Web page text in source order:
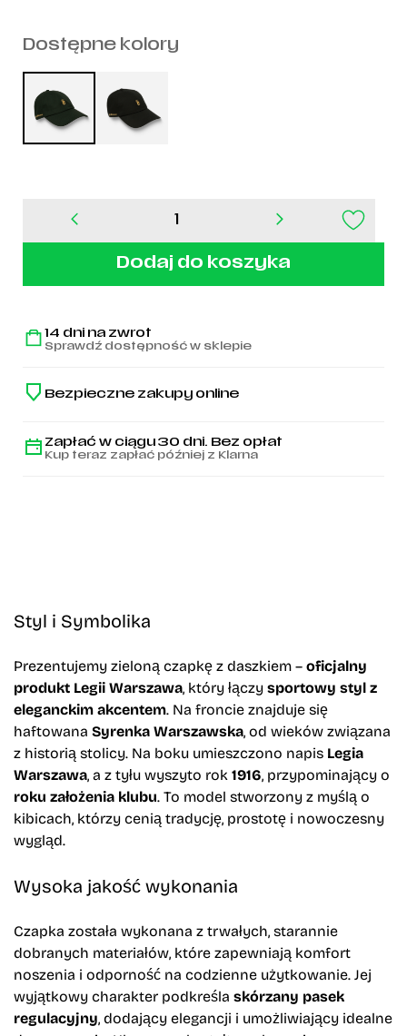
Dostępne kolory
Zielona
Warszawa
1916
Dodaj do koszyka
14 dni na zwrot
Sprawdź dostępność w sklepie
Bezpieczne zakupy online
Zapłać w ciągu 30 dni. Bez opłat
Kup teraz zapłać później z Klarna
Styl i Symbolika
Prezentujemy zieloną czapkę z daszkiem –oficjalny
produkt Legii Warszawa, który łączysportowy styl z
eleganckim akcentem. Na froncie znajduje się
haftowana Syrenka Warszawska, od wieków związana
z historią stolicy. Na boku umieszczono napis Legia
Warszawa, a z tyłu wyszyto rok1916, przypominający o
roku założenia klubu. To model stworzony z myślą o
kibicach, którzy cenią tradycję, prostotę i nowoczesny
wygląd.
Wysoka jakość wykonania
Czapka została wykonana z trwałych, starannie
dobranych materiałów, które zapewniają komfort
noszenia i odporność na codzienne użytkowanie. Jej
wyjątkowy charakter podkreśla skórzany pasek
regulacyjny, dodający elegancji i umożliwiający idealne